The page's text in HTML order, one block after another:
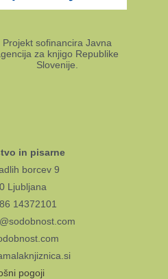
Projekt sofinancira Javna
za knjigo Republike
Slovenije.
in pisarne
borcev 9
Ljubljana
14372101
pogoji